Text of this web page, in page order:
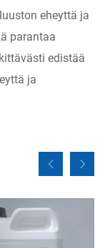
eheyttä ja
parantaa
edistää
ja